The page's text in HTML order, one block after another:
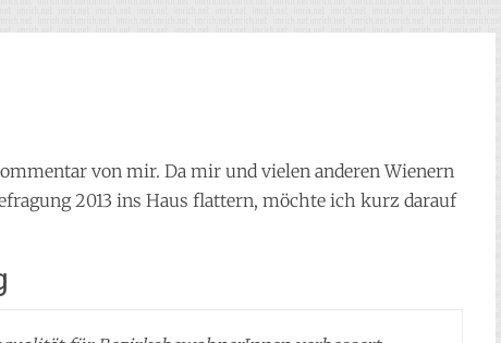
von mir. Da mir und vielen anderen Wienern
2013 ins Haus flattern, möchte ich kurz darauf